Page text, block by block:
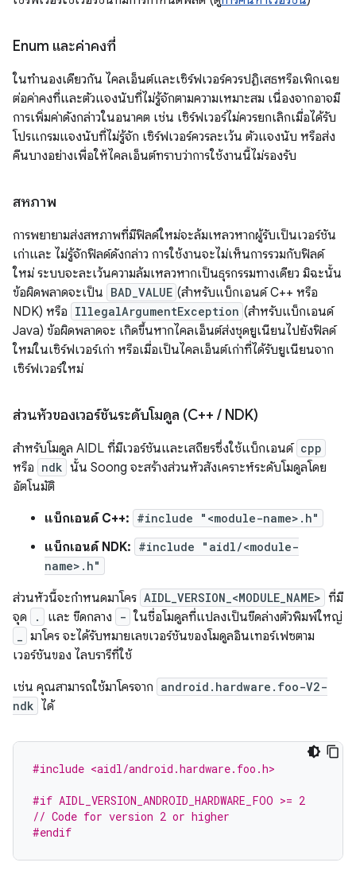
Enum และค่าคงที่
ในทำนองเดียวกัน ไคลเอ็นต์และเซิร์ฟเวอร์ควรปฏิเสธหรือเพิกเฉย
ต่อค่าคงที่และตัวแจงนับที่ไม่รู้จักตามความเหมาะสม เนื่องจากอาจมี
การเพิ่มค่าดังกล่าวในอนาคต เช่น เซิร์ฟเวอร์ไม่ควรยกเลิกเมื่อได้รับ
โปรแกรมแจงนับที่ไม่รู้จัก เซิร์ฟเวอร์ควรละเว้น ตัวแจงนับ หรือส่ง
คืนบางอย่างเพื่อให้ไคลเอ็นต์ทราบว่าการใช้งานนี้ไม่รองรับ
สหภาพ
การพยายามส่งสหภาพที่มีฟิลด์ใหม่จะล้มเหลวหากผู้รับเป็นเวอร์ชัน
เก่าและ ไม่รู้จักฟิลด์ดังกล่าว การใช้งานจะไม่เห็นการรวมกับฟิลด์
ใหม่ ระบบจะละเว้นความล้มเหลวหากเป็นธุรกรรมทางเดียว มิฉะนั้น
ข้อผิดพลาดจะเป็น BAD_VALUE (สำหรับแบ็กเอนด์ C++ หรือ
NDK) หรือ IllegalArgumentException (สำหรับแบ็กเอนด์
Java) ข้อผิดพลาดจะ เกิดขึ้นหากไคลเอ็นต์ส่งชุดยูเนียนไปยังฟิลด์
ใหม่ในเซิร์ฟเวอร์เก่า หรือเมื่อเป็นไคลเอ็นต์เก่าที่ได้รับยูเนียนจาก
เซิร์ฟเวอร์ใหม่
ส่วนหัวของเวอร์ชันระดับโมดูล (C++ / NDK)
สำหรับโมดูล AIDL ที่มีเวอร์ชันและเสถียรซึ่งใช้แบ็กเอนด์ cpp
หรือ ndk นั้น Soong จะสร้างส่วนหัวสังเคราะห์ระดับโมดูลโดย
อัตโนมัติ
แบ็กเอนด์ C++: #include "<module-name>.h"
แบ็กเอนด์ NDK: #include "aidl/<module-
name>.h"
ส่วนหัวนี้จะกำหนดมาโคร AIDL_VERSION_<MODULE_NAME> ที่มี
จุด
. และ ขีดกลาง - ในชื่อโมดูลที่แปลงเป็นขีดล่างตัวพิมพ์ใหญ่
มาโคร จะได้รับหมายเลขเวอร์ชันของโมดูลอินเทอร์เฟซตาม
เวอร์ชันของ ไลบรารีที่ใช้
เช่น คุณสามารถใช้มาโครจาก android.hardware.foo-V2-
ndk ได้
#include <aidl/android.hardware.foo.h>
#if AIDL_VERSION_ANDROID_HARDWARE_FOO >= 2
// Code for version 2 or higher
#endif